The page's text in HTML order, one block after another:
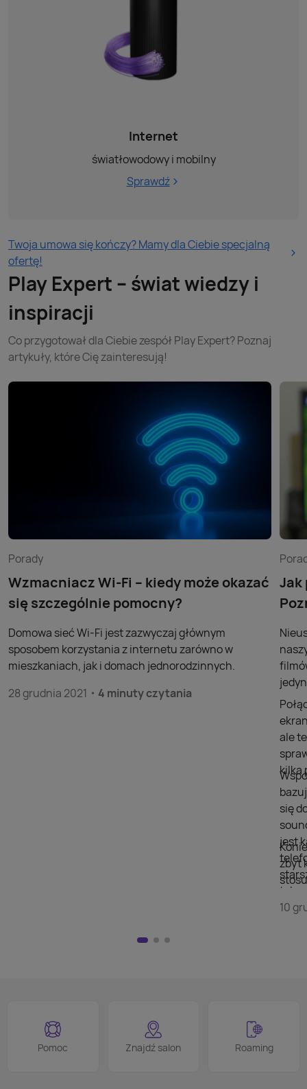
Internet
światłowodowy i mobilny
Sprawdź
Twoja umowa się kończy? Mamy dla Ciebie specjalną
ofertę!
Play Expert – świat wiedzy i
inspiracji
Co przygotował dla Ciebie zespół Play Expert? Poznaj
artykuły, które Cię zainteresują!
Porady
Wzmacniacz Wi-Fi – kiedy może okazać
się szczególnie pomocny?
Domowa sieć Wi-Fi jest zazwyczaj głównym
sposobem korzystania z internetu zarówno w
mieszkaniach, jak i domach jednorodzinnych.
28 grudnia 2021
4 minuty czytania
Jak
ale
kilka
się
jest
zbyt
10
Pomoc Znajdź salon Roaming